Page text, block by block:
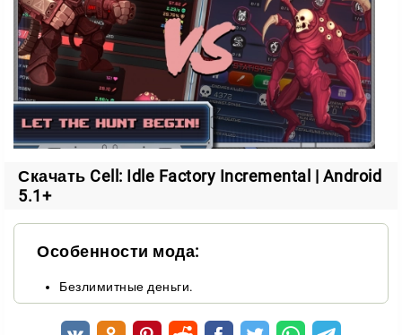
Главная сила в игре — ваш флот промышленных и
производственных кораблей. Вы строите его,
улучшаете и расширяете, открывая новые
возможности.
Корабли работают на вас:
ускоряют производство
помогают открывать свежие улучшения
разгоняют рост всей империи
всё остальное. В какой-то момент машина начинает
работать почти сама.
Мини-игры и награды
Скачать Cell: Idle Factory Incremental | Android
5.1+
Особенности мода:
Безлимитные деньги.